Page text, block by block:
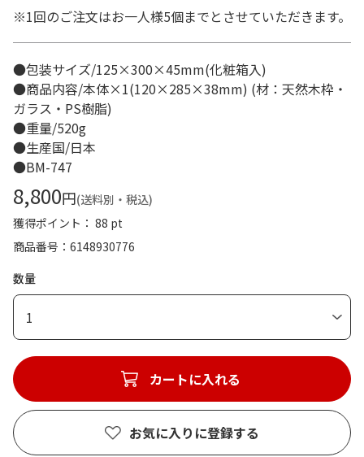
※1回のご注文はお一人様5個までとさせていただきます。
●包装サイズ/125×300×45mm(化粧箱入)
●商品内容/本体×1(120×285×38mm) (材：天然木枠・
ガラス・PS樹脂)
●重量/520g
●生産国/日本
●BM-747
8,800円(送料別・税込)
獲得ポイント： 88 pt
商品番号
6148930776
数量
1
カートに入れる
お気に入りに登録する